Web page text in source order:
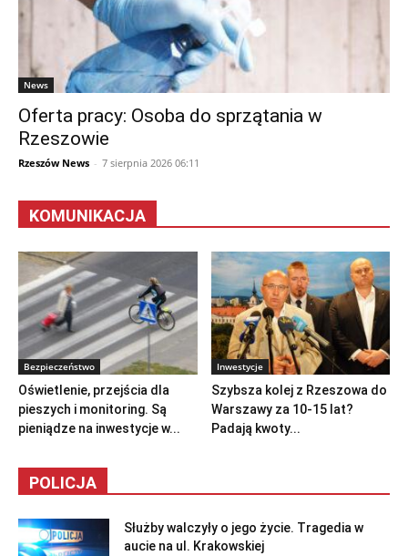
News
Oferta pracy: Osoba do sprzątania w
Rzeszowie
Rzeszów News - 7 sierpnia 2026 06:11
KOMUNIKACJA
Bezpieczeństwo
Oświetlenie, przejścia dla
pieszych i monitoring. Są
pieniądze na inwestycje w...
Inwestycje
Szybsza kolej z Rzeszowa do
Warszawy za 10-15 lat?
Padają kwoty...
POLICJA
Służby walczyły o jego życie. Tragedia w
aucie na ul. Krakowskiej